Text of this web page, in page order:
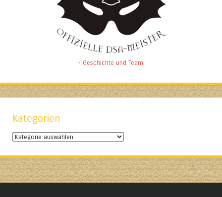
• Geschichte und Team
Kategorien
Kategorien